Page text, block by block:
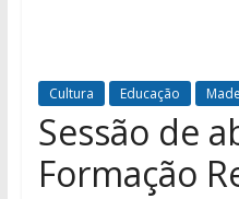
Cultura Educação
Sessão de
Formação